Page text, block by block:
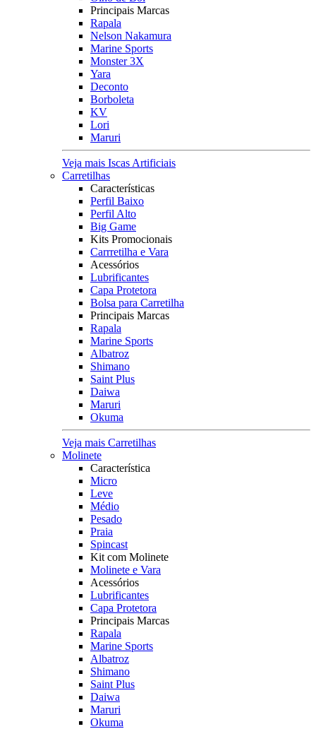
Principais Marcas
Rapala
Nelson Nakamura
Marine Sports
Monster 3X
Yara
Deconto
Borboleta
KV
Lori
Maruri
Veja mais Iscas Artificiais
Carretilhas
Características
Perfil Baixo
Perfil Alto
Big Game
Kits Promocionais
Carrretilha e Vara
Acessórios
Lubrificantes
Capa Protetora
Bolsa para Carretilha
Principais Marcas
Rapala
Marine Sports
Albatroz
Shimano
Saint Plus
Daiwa
Maruri
Okuma
Veja mais Carretilhas
Molinete
Característica
Micro
Leve
Médio
Pesado
Praia
Spincast
Kit com Molinete
Molinete e Vara
Acessórios
Lubrificantes
Capa Protetora
Principais Marcas
Rapala
Marine Sports
Albatroz
Shimano
Saint Plus
Daiwa
Maruri
Okuma